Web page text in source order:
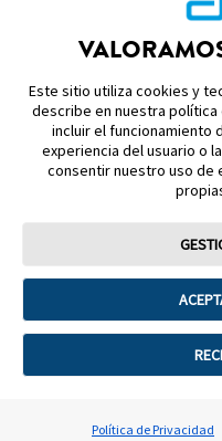
REFERENCIAS & AVISO
CONTÁCTANOS
FreeStyle Libre y las marcas
Este sitio utiliza cookies y
describe en nuestra
incluir el funcionamiento
experiencia del usuario o
consentir nuestro uso de
Política de Privacidad